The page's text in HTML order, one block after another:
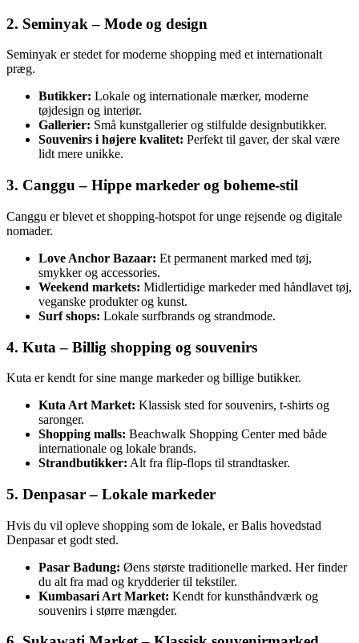
2. Seminyak – Mode og design
Seminyak er stedet for moderne shopping med et internationalt
præg.
Butikker: Lokale og internationale mærker, moderne
tøjdesign og interiør.
Gallerier: Små kunstgallerier og stilfulde designbutikker.
Souvenirs i højere kvalitet: Perfekt til gaver, der skal være
lidt mere unikke.
3. Canggu – Hippe markeder og boheme-stil
Canggu er blevet et shopping-hotspot for unge rejsende og digitale
nomader.
Love Anchor Bazaar: Et permanent marked med tøj,
smykker og accessories.
Weekend markets: Midlertidige markeder med håndlavet tøj,
veganske produkter og kunst.
Surf shops: Lokale surfbrands og strandmode.
4. Kuta – Billig shopping og souvenirs
Kuta er kendt for sine mange markeder og billige butikker.
Kuta Art Market: Klassisk sted for souvenirs, t-shirts og
saronger.
Shopping malls: Beachwalk Shopping Center med både
internationale og lokale brands.
Strandbutikker: Alt fra flip-flops til strandtasker.
5. Denpasar – Lokale markeder
Hvis du vil opleve shopping som de lokale, er Balis hovedstad
Denpasar et godt sted.
Pasar Badung: Øens største traditionelle marked. Her finder
du alt fra mad og krydderier til tekstiler.
Kumbasari Art Market: Kendt for kunsthåndværk og
souvenirs i større mængder.